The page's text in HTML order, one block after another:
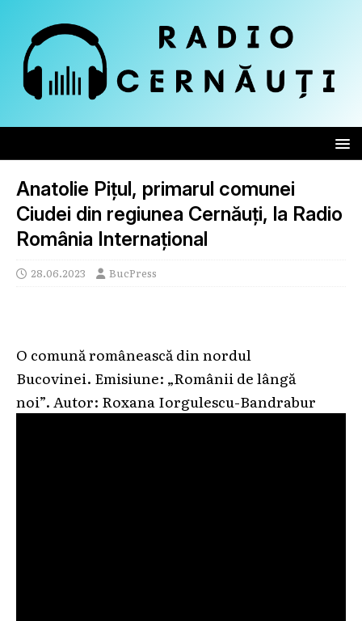
Anatolie Pițul, primarul comunei
Ciudei din regiunea Cernăuți, la Radio
România Internațional
28.06.2023 BucPress
O comună românească din nordul
Bucovinei. Emisiune: „Românii de lângă
noi”. Autor: Roxana Iorgulescu-Bandrabur